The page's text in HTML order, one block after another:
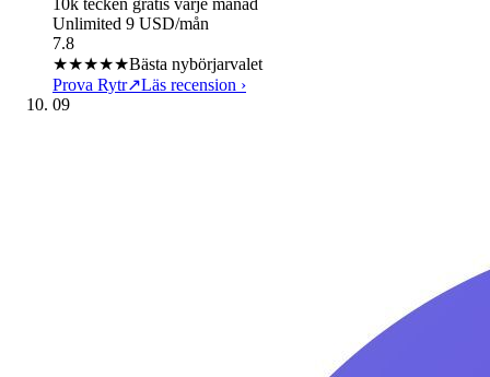
Unlimited 9 USD/mån
7.8
★★★★★Bästa nybörjarvalet
Prova Rytr↗Läs recension ›
09